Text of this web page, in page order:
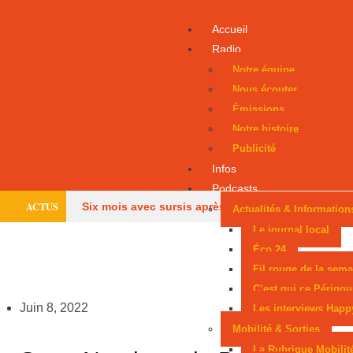
Accueil
Radio
Notre équipe
Nous écouter
Émissions
Notre histoire
Publicité
Infos
Podcasts
Actualités &
Le journal local
Éco 24
Fil rouge de la
C’est qui ce
Les interviews
Mobilité & Sorties
La Rubrique
ACTUS Six mois avec sursis après une tentative
Sarlat, parmi les cités
médiévales préférées des Français Les
pompiers de Dordogne de retour après les méga-
Juin 8, 2022